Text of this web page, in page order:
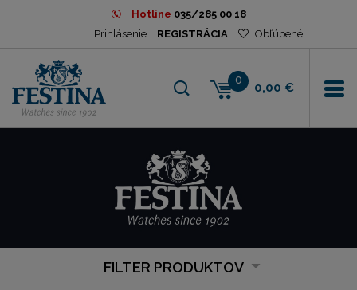
Hotline 035/285 00 18
Prihlásenie
REGISTRÁCIA Obľúbené
0
0,00 €
FILTER PRODUKTOV